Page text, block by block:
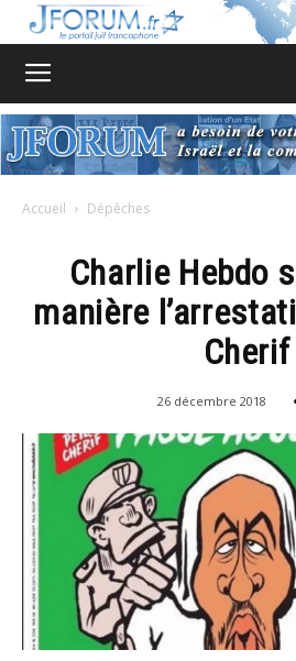
Accueil Dépêches
Charlie Hebdo
manière
Cherif
26 décembre 2018